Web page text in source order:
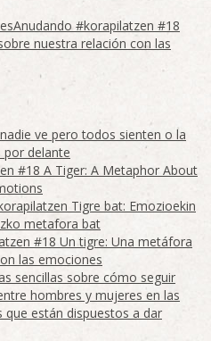
#korapilatzen #18
nuestra relación con las
ve pero todos sienten o la
por delante
#18 A Tiger: A Metaphor About
Tigre bat: Emozioekin
metafora bat
#18 Un tigre: Una metáfora
las emociones
sencillas sobre cómo seguir
hombres y mujeres en las
están dispuestos a dar